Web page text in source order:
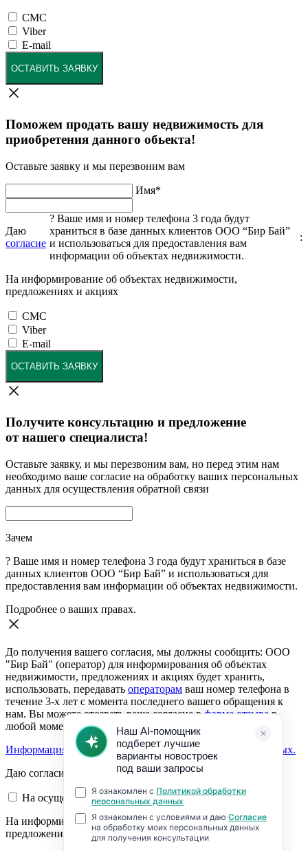
СМС
Viber
E-mail
ОСТАВИТЬ ЗАЯВКУ
Поможем продать вашу недвижимость для
приобретения данного обьекта!
Оставьте заявку и мы перезвоним вам
Имя*
Даю
согласие
? Ваше имя и номер телефона 3 года будут
храниться в базе данных клиентов ООО “Бир Бай”
и использоваться для предоставления вам
информации об объектах недвижимости.
:
На информирование об объектах недвижимости,
предложениях и акциях
СМС
Viber
E-mail
ОСТАВИТЬ ЗАЯВКУ
Получите консультацию и предложение
от нашего специалиста!
Оставьте заявку, и мы перезвоним вам, но перед этим нам
необходимо ваше согласие на обработку ваших персональных
данных для осуществления обратной связи
Зачем
? Ваше имя и номер телефона 3 года будут храниться в базе
данных клиентов ООО “Бир Бай” и использоваться для
предоставления вам информации об объектах недвижимости.
Подробнее о ваших правах.
До получения вашего согласия, мы должны сообщить: ООО
"Бир Бай" (оператор) для информирования об объектах
недвижимости, предложениях и акциях будет хранить,
использовать, передавать операторам ваш номер телефона в
течение 3-х лет с момента последнего вашего обращения к
нам. Вы можете отозвать ваше согласие вформе отзывав
любой момент.
Информация о согласии на обработку персональных данных.
Даю согласие:
На осуществление обратной связи
На информирование об объектах недвижимости,
предложениях и акциях